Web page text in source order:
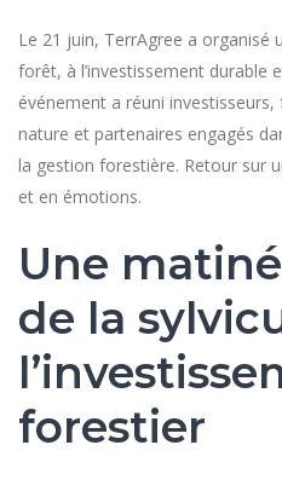
Le 21 juin, TerrAgree a organisé
forêt, à l’investissement durable
événement a réuni
nature et partenaires engagés
la gestion forestière. Retour sur
et en émotions.
Une
de la
forestier